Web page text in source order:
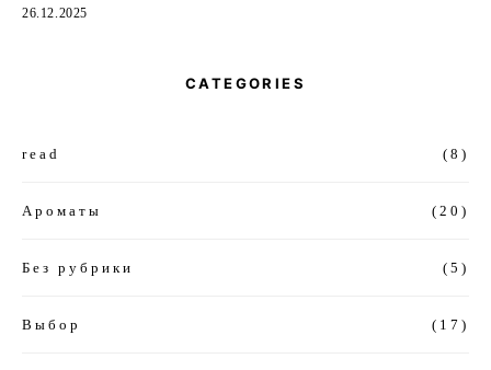
26.12.2025
CATEGORIES
read (8)
Ароматы (20)
Без рубрики (5)
Выбор (17)